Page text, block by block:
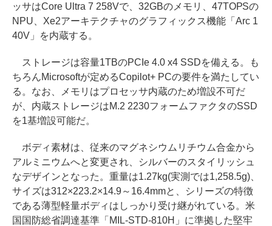
ッサはCore Ultra 7 258Vで、32GBのメモリ、47TOPSの
NPU、Xe2アーキテクチャのグラフィックス機能「Arc 1
40V」を内蔵する。
ストレージは容量1TBのPCIe 4.0 x4 SSDを備える。も
ちろんMicrosoftが定めるCopilot+ PCの要件を満たしてい
る。なお、メモリはプロセッサ内蔵のため増設不可だ
が、内蔵ストレージはM.2 2230フォームファクタのSSD
を1基増設可能だ。
ボディ素材は、従来のマグネシウムリチウム合金から
アルミニウムへと変更され、シルバーのスタイリッシュ
なデザインとなった。重量は1.27kg(実測では1,258.5g)、
サイズは312×223.2×14.9～16.4mmと、シリーズの特徴
である薄型軽量ボディはしっかり受け継がれている。米
国国防総省調達基準「MIL-STD-810H」に準拠した堅牢